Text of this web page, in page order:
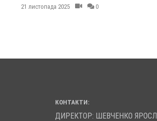
21 листопада 2025 0
КОНТАКТИ:
ДИРЕКТОР: ШЕВЧЕНКО